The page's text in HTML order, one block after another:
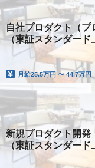
自社プロダクト（
（東証スタンダード
月給25.5万円 〜 44.7万円
新規プロダクト開発
（東証スタンダード